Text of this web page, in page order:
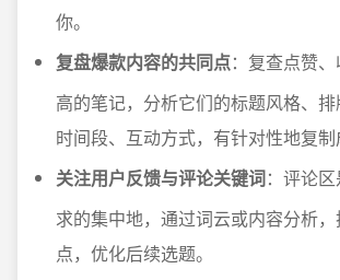
你。
复盘爆款内容的共同点：复查点赞
高的笔记，分析它们的标题风格、
时间段、互动方式，有针对性地复制
关注用户反馈与评论关键词：评论
求的集中地，通过词云或内容分析
点，优化后续选题。